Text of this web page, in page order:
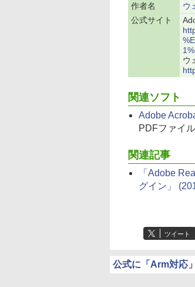
作者名
ウ
公式サイト
ウ
関連ソフト
Adobe
PDFファイ
関連記事
「Adobe
グイン」
ツイート
公式に「Arm対応